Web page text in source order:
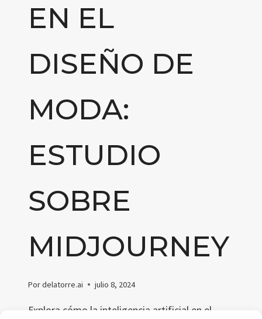
EN EL
DISEÑO DE
MODA:
ESTUDIO
SOBRE
MIDJOURNEY
Pordelatorre.ai julio 8, 2024
Explora cómo la inteligencia artificial en el